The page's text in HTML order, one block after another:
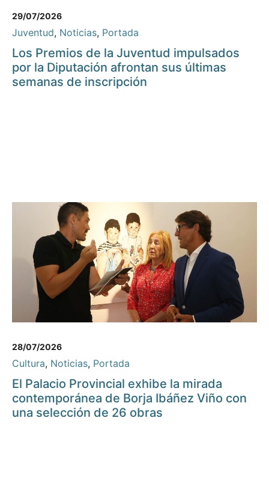
29/07/2026
Juventud, Noticias, Portada
Los Premios de la Juventud impulsados
por la Diputación afrontan sus últimas
semanas de inscripción
28/07/2026
Cultura, Noticias, Portada
El Palacio Provincial exhibe la mirada
contemporánea de Borja Ibáñez Viño con
una selección de 26 obras